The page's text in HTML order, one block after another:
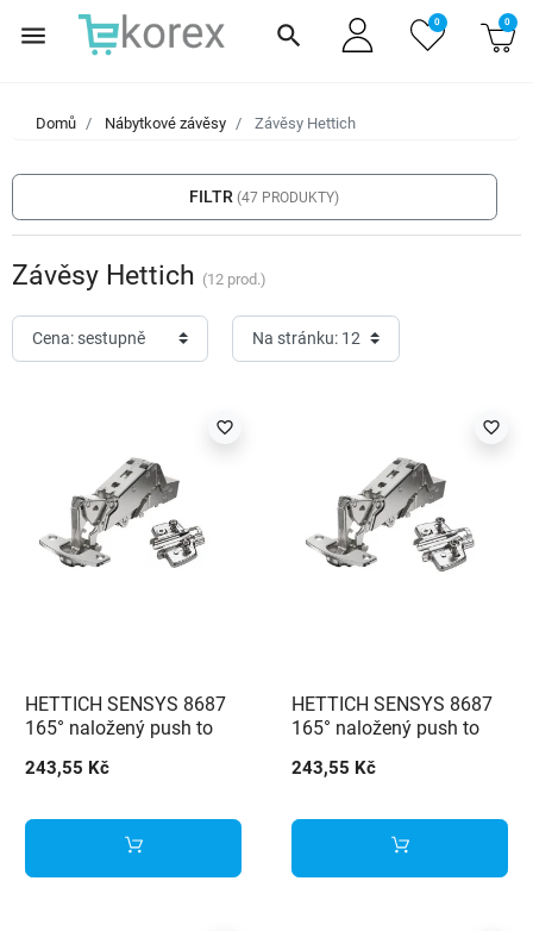
menu search 0 0
Domů Nábytkové závěsy Závěsy Hettich
FILTR (47 PRODUKTY)
Závěsy Hettich (12 prod.)
favorite_border
HETTICH SENSYS 8687
165° naložený push to
podložka (9071666)
243,55 Kč
favorite_border
HETTICH SENSYS 8687
165° naložený push to
podložka (9071671)
243,55 Kč